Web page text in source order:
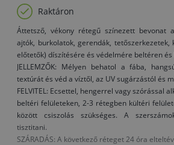
Raktáron
Áttetsző, vékony rétegű színezett bevonat
ajtók, burkolatok, gerendák, tetőszerkezetek,
előtetők) díszítésére és védelmére beltéren és
JELLEMZŐK: Mélyen behatol a fába,
textúrát és véd a víztől, az UV sugárzástól és
FELVITEL: Ecsettel, hengerrel vagy szórással
beltéri felületeken, 2-3 rétegben kültéri
között csiszolás szükséges. A
tisztitani.
SZÁRADÁS: A következő réteget 24 óra